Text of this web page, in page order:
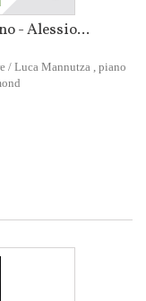
- Alessio...
/ Luca Mannutza , piano